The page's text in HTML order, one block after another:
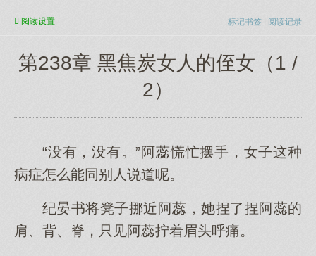
标记书签 | 阅读记录
阅读设置
第238章 黑焦炭女人的侄女（1 /
2）
“没有，没有。”阿蕊慌忙摆手，女子这种
病症怎么能同别人说道呢。
纪晏书将凳子挪近阿蕊，她捏了捏阿蕊的
肩、背、脊，只见阿蕊拧着眉头呼痛。